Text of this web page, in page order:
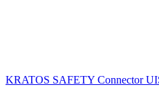
KRATOS SAFETY Connector